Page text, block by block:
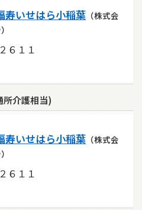
がわ認証・市認証事業所を
示する
位に表示する
寿いせはら小稲葉 （株式会
６１１
所介護相当)
寿いせはら小稲葉 （株式会
６１１